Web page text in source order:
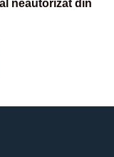
neautorizat din